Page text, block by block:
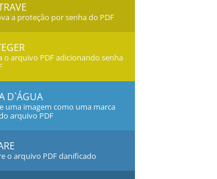
a proteção por senha do PDF
o arquivo PDF adicionando senha
D`ÁGUA
uma imagem como uma marca
arquivo PDF
o arquivo PDF danificado